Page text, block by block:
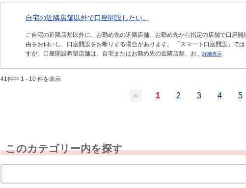
自宅の近隣店舗以外で口座開設したい。
ご自宅の近隣店舗以外に、お勤め先の近隣店舗、お勤め先から指定の店舗で口座
由をお伺いし、口座開設をお断りする場合があります。 「スマート口座開設」で
すが、口座開設希望店舗は、自宅またはお勤め先の近隣店舗、お... 詳細表示
41件中 1 - 10 件を表示
≪ 1 2 3 4 5
このカテゴリー内を探す